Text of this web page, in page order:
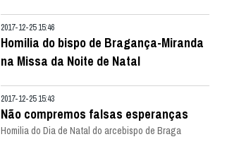
2017-12-25 15:46
Homilia do bispo de Bragança-Miranda
na Missa da Noite de Natal
2017-12-25 15:43
Não compremos falsas esperanças
Homilia do Dia de Natal do arcebispo de Braga